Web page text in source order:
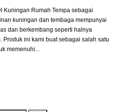
Kuningan Rumah Tempa sebagai
kuningan dan tembaga mempunyai
dan berkembang seperti halnya
Produk ini kami buat sebagai salah satu
memenuhi...